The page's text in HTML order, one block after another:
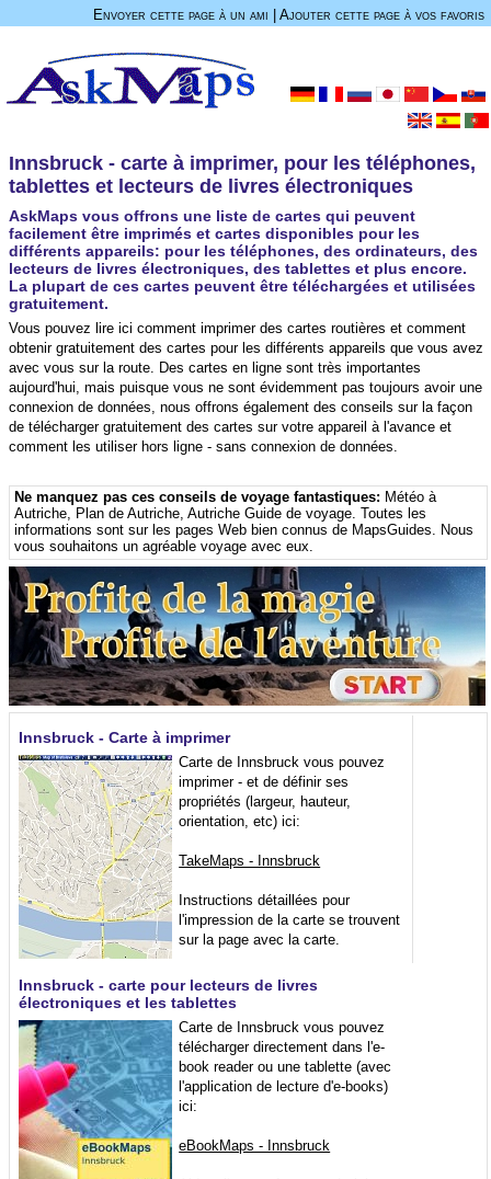
Envoyer cette page à un ami Ajouter cette page à vos favoris
Innsbruck - carte à imprimer, pour les téléphones,
tablettes et lecteurs de livres électroniques
AskMaps vous offrons une liste de cartes qui peuvent
facilement être imprimés et cartes disponibles pour les
différents appareils: pour les téléphones, des ordinateurs, des
lecteurs de livres électroniques, des tablettes et plus encore.
La plupart de ces cartes peuvent être téléchargées et utilisées
gratuitement.
Vous pouvez lire ici comment imprimer des cartes routières et comment
obtenir gratuitement des cartes pour les différents appareils que vous avez
avec vous sur la route. Des cartes en ligne sont très importantes
aujourd'hui, mais puisque vous ne sont évidemment pas toujours avoir une
connexion de données, nous offrons également des conseils sur la façon
de télécharger gratuitement des cartes sur votre appareil à l'avance et
comment les utiliser hors ligne - sans connexion de données.
Ne manquez pas ces conseils de voyage fantastiques: Météo à
Autriche, Plan de Autriche,Autriche Guide de voyage. Toutes les
informations sont sur ​​les pages Web bien connus de MapsGuides. Nous
vous souhaitons un agréable voyage avec eux.
Innsbruck - Carte à imprimer
Carte de Innsbruck vous pouvez
imprimer - et de définir ses
propriétés (largeur, hauteur,
orientation, etc) ici:
TakeMaps - Innsbruck
Instructions détaillées pour
l'impression de la carte se trouvent
sur la page avec la carte.
Innsbruck - carte pour lecteurs de livres
électroniques et les tablettes
Carte de Innsbruck vous pouvez
télécharger directement dans l'e-
book reader ou une tablette (avec
l'application de lecture d'e-books)
ici:
eBookMaps - Innsbruck